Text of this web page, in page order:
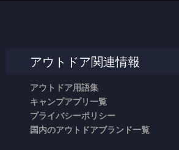
アウトドア関連情報
アウトドア用語集
キャンプアプリ一覧
プライバシーポリシー
国内のアウトドアブランド一覧